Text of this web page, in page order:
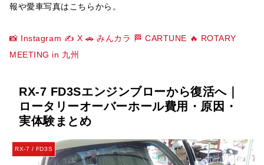
報や愛車写真はこちらから。
📸 Instagram ✍️ X 🚗 みんカラ 🏁 CARTUNE 🔥 ROTARY
MEETING in 九州
RX-7 FD3Sエンジンブローから復活へ｜
ロータリーオーバーホール費用・原因・
実体験まとめ
RX-7 / FD3S